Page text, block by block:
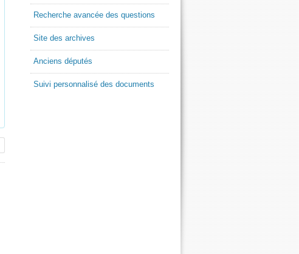
Recherche avancée des questions
Site des archives
Anciens députés
Suivi personnalisé des documents